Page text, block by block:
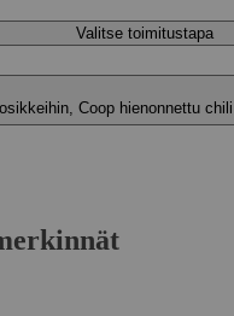
Valitse toimitustapa
Coop hienonnettu